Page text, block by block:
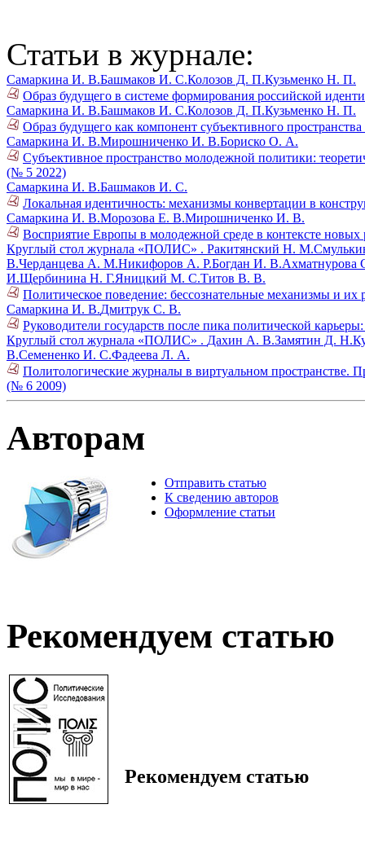
Статьи в журнале:
Самаркина И. В.Башмаков И. С.Колозов Д. П.Кузьменко Н. П.
Образ будущего в системе формирования российской
Самаркина И. В.Башмаков И. С.Колозов Д. П.Кузьменко Н. П.
Образ будущего как компонент субъективного
Самаркина И. В.Мирошниченко И. В.Бориско О. А.
Субъективное пространство молодежной политики:
(№ 5 2022)
Самаркина И. В.Башмаков И. С.
Локальная идентичность: механизмы конвертации в
Самаркина И. В.Морозова Е. В.Мирошниченко И. В.
Восприятие Европы в молодежной среде в контексте
Круглый стол журнала «ПОЛИС» . Ракитянский Н. М.
В.Черданцева А. М.Никифоров А. Р.Богдан И. В.Ахматнурова
И.Щербинина Н. Г.Яницкий М. С.Титов В. В.
Политическое поведение: бессознательные механизмы и
Самаркина И. В.Дмитрук С. В.
Руководители государств после пика политической
Круглый стол журнала «ПОЛИС» . Дахин А. В.Замятин Д. Н.
В.Семененко И. С.Фадеева Л. А.
Политологические журналы в виртуальном пространстве.
(№ 6 2009)
Авторам
Отправить статью
К сведению авторов
Оформление статьи
Рекомендуем статью
Рекомендуем статью